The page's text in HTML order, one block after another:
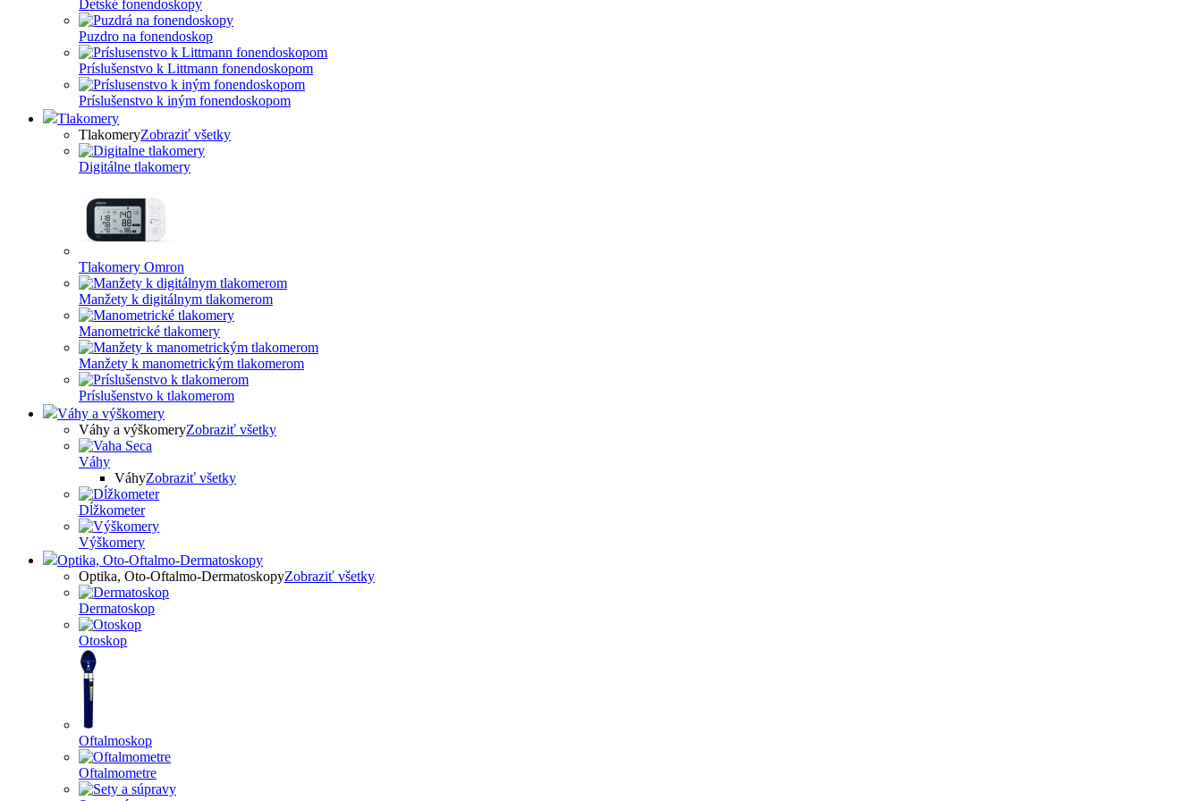
Detské fonendoskopy
Puzdro na fonendoskop
Príslušenstvo k Littmann fonendoskopom
Príslušenstvo k iným fonendoskopom
Tlakomery
TlakomeryZobraziť všetky
Digitálne tlakomery
Tlakomery Omron
Manžety k digitálnym tlakomerom
Manometrické tlakomery
Manžety k manometrickým tlakomerom
Príslušenstvo k tlakomerom
Váhy a výškomery
Váhy a výškomeryZobraziť všetky
Váhy
VáhyZobraziť všetky
Dĺžkometer
Výškomery
Optika, Oto-Oftalmo-Dermatoskopy
Optika, Oto-Oftalmo-DermatoskopyZobraziť všetky
Dermatoskop
Otoskop
Oftalmoskop
Oftalmometre